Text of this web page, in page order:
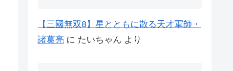
【三國無双8】星とともに散る天才軍師・
諸葛亮 に たいちゃん より